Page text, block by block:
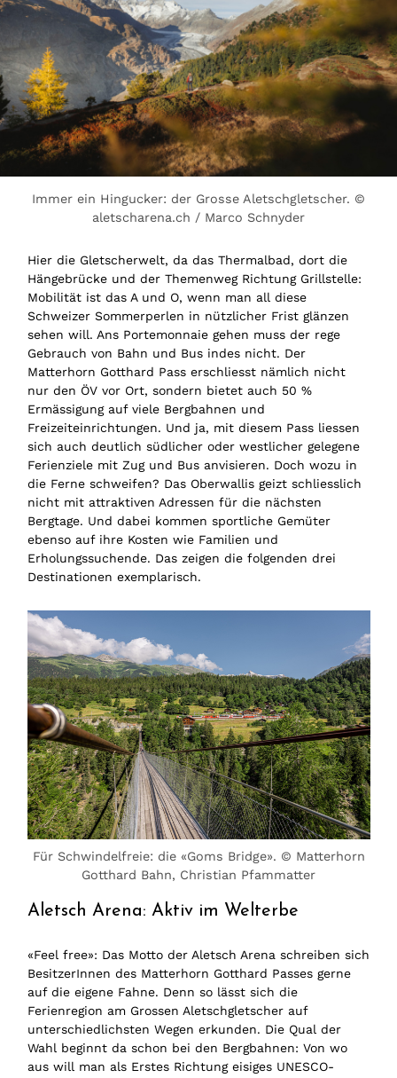
Immer ein Hingucker: der Grosse Aletschgletscher. ©
aletscharena.ch / Marco Schnyder
Hier die Gletscherwelt, da das Thermalbad, dort die
Hängebrücke und der Themenweg Richtung Grillstelle:
Mobilität ist das A und O, wenn man all diese
Schweizer Sommerperlen in nützlicher Frist glänzen
sehen will. Ans Portemonnaie gehen muss der rege
Gebrauch von Bahn und Bus indes nicht. Der
Matterhorn Gotthard Pass erschliesst nämlich nicht
nur den ÖV vor Ort, sondern bietet auch 50 %
Ermässigung auf viele Bergbahnen und
Freizeiteinrichtungen. Und ja, mit diesem Pass liessen
sich auch deutlich südlicher oder westlicher gelegene
Ferienziele mit Zug und Bus anvisieren. Doch wozu in
die Ferne schweifen? Das Oberwallis geizt schliesslich
nicht mit attraktiven Adressen für die nächsten
Bergtage. Und dabei kommen sportliche Gemüter
ebenso auf ihre Kosten wie Familien und
Erholungssuchende. Das zeigen die folgenden drei
Destinationen exemplarisch.
Für Schwindelfreie: die «Goms Bridge». © Matterhorn
Gotthard Bahn, Christian Pfammatter
Aletsch Arena: Aktiv im Welterbe
«Feel free»: Das Motto der Aletsch Arena schreiben sich
BesitzerInnen des Matterhorn Gotthard Passes gerne
auf die eigene Fahne. Denn so lässt sich die
Ferienregion am Grossen Aletschgletscher auf
unterschiedlichsten Wegen erkunden. Die Qual der
Wahl beginnt da schon bei den Bergbahnen: Von wo
aus will man als Erstes Richtung eisiges UNESCO-